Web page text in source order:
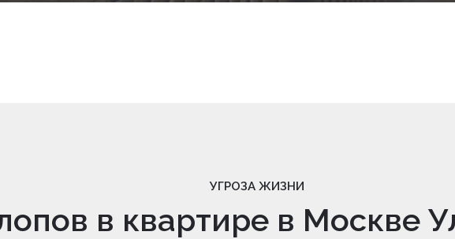
УГРОЗА ЖИЗНИ
в квартире в Москве